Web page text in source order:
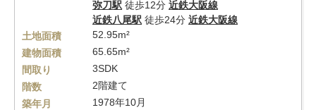
弥刀駅 徒歩12分 近鉄大阪線
近鉄八尾駅 徒歩24分 近鉄大阪線
土地面積
52.95m²
建物面積
65.65m²
間取り
3SDK
階数
2階建て
築年月
1978年10月